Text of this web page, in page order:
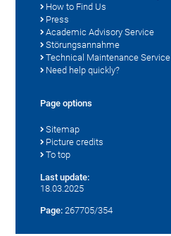
How to Find Us
Press
Academic Advisory Service
Störungsannahme
Technical Maintenance Service
Need help quickly?
Page options
Sitemap
Picture credits
To top
Last update:
18.03.2025
Page: 267705/354